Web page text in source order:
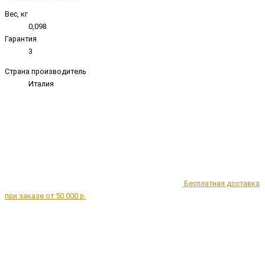
Вес, кг
0,098
Гарантия
3
Страна производитель
Италия
Бесплатная доставка
при заказе от 50 000 р.